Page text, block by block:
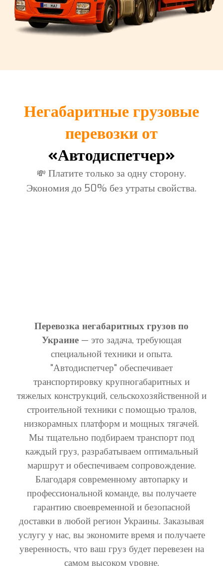
Негабаритные грузовые
перевозки от
«Автодиспетчер»
💸 Платите только за одну сторону.
Экономия до 50% без утраты свойства.
Перевозка негабаритных грузов по
Украине— это задача, требующая
специальной техники и опыта.
"Автодиспетчер" обеспечивает
транспортировку крупногабаритных и
тяжелых конструкций, сельскохозяйственной и
строительной техники с помощью тралов,
низкорамных платформ и мощных тягачей.
Мы тщательно подбираем транспорт под
каждый груз, разрабатываем оптимальный
маршрут и обеспечиваем сопровождение.
Благодаря современному автопарку и
профессиональной команде, вы получаете
гарантию своевременной и безопасной
доставки в любой регион Украины. Заказывая
услугу у нас, вы экономите время и получаете
уверенность, что ваш груз будет перевезен на
самом высоком уровне.